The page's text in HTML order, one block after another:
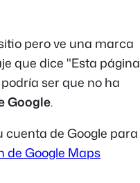
pero ve una marca
que dice "Esta página
ser que no ha
Google.
de Google para
de Google Maps